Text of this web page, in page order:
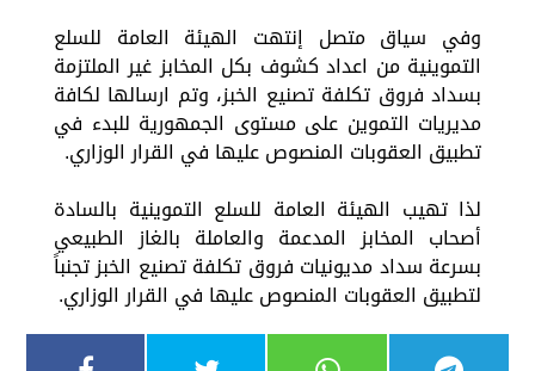
وفي سياق متصل إنتهت الهيئة العامة للسلع
التموينية من اعداد كشوف بكل المخابز غير الملتزمة
بسداد فروق تكلفة تصنيع الخبز، وتم ارسالها لكافة
مديريات التموين على مستوى الجمهورية للبدء في
تطبيق العقوبات المنصوص عليها في القرار الوزاري.
لذا تهيب الهيئة العامة للسلع التموينية بالسادة
أصحاب المخابز المدعمة والعاملة بالغاز الطبيعي
بسرعة سداد مديونيات فروق تكلفة تصنيع الخبز تجنباً
لتطبيق العقوبات المنصوص عليها في القرار الوزاري.